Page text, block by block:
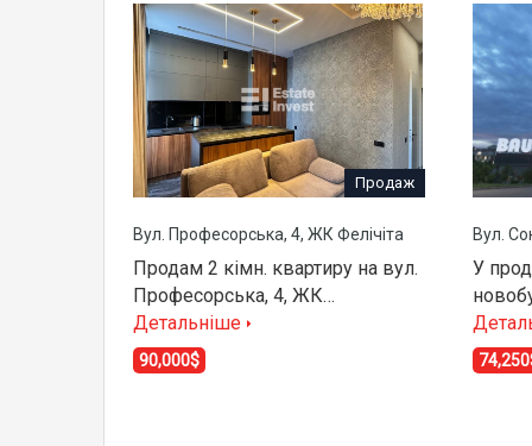
Продаж
Вул. Професорська, 4, ЖК Фелічіта
Продам 2 кімн. квартиру на вул.
Професорська, 4, ЖК…
Детальніше
90,000$
Вул.
У